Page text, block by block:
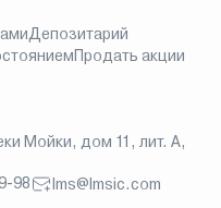
Депозитарий
Продать акции
Мойки, дом 11, лит. А,
98
lms@lmsic.com